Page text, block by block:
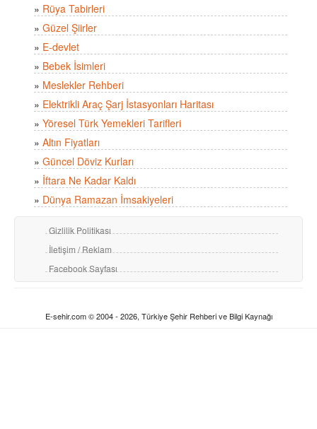
» Rüya Tabirleri
» Güzel Şiirler
» E-devlet
» Bebek İsimleri
» Meslekler Rehberi
» Elektrikli Araç Şarj İstasyonları Haritası
» Yöresel Türk Yemekleri Tarifleri
» Altın Fiyatları
» Güncel Döviz Kurları
» İftara Ne Kadar Kaldı
» Dünya Ramazan İmsakiyeleri
Gizlilik Politikası
İletişim / Reklam
Facebook Sayfası
E-sehir.com © 2004 - 2026, Türkiye Şehir Rehberi ve Bilgi Kaynağı